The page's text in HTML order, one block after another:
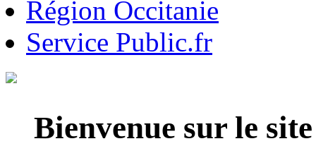
Région Occitanie
Service Public.fr
Bienvenue sur le